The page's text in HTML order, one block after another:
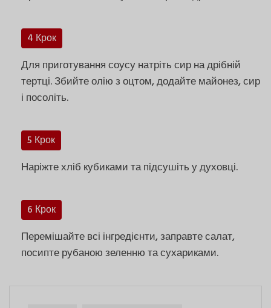
4 Крок
Для приготування соусу натріть сир на дрібній
тертці. Збийте олію з оцтом, додайте майонез, сир
і посоліть.
5 Крок
Наріжте хліб кубиками та підсушіть у духовці.
6 Крок
Перемішайте всі інгредієнти, заправте салат,
посипте рубаною зеленню та сухариками.